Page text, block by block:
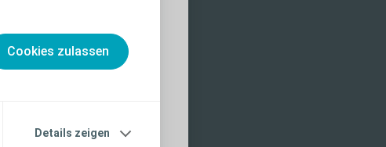
Cookies zulassen
Details zeigen